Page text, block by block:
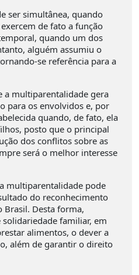
ser simultânea, quando
de fato a função
quando um dos
alguém assumiu o
se referência para a
a multiparentalidade gera
para os envolvidos e, por
quando, de fato, ela
posto que o principal
dos conflitos sobre as
será o melhor interesse
multiparentalidade pode
do reconhecimento
Brasil. Desta forma,
familiar, em
alimentos, o dever a
além de garantir o direito